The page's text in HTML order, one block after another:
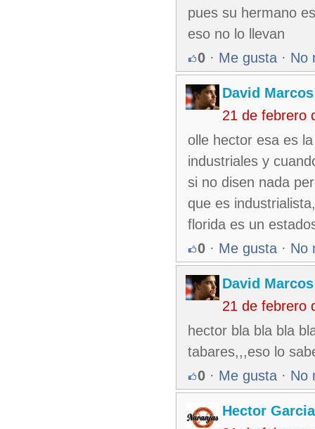
pues su hermano
eso no lo llevan
0 · Me gusta · No
David Marcos
21 de febrero
olle hector esa es
industriales y
si no disen nada
que es
florida es un
0 · Me gusta · No
David Marcos
21 de febrero
hector bla bla bla
tabares,,,eso lo
0 · Me gusta · No
Hector Garcia